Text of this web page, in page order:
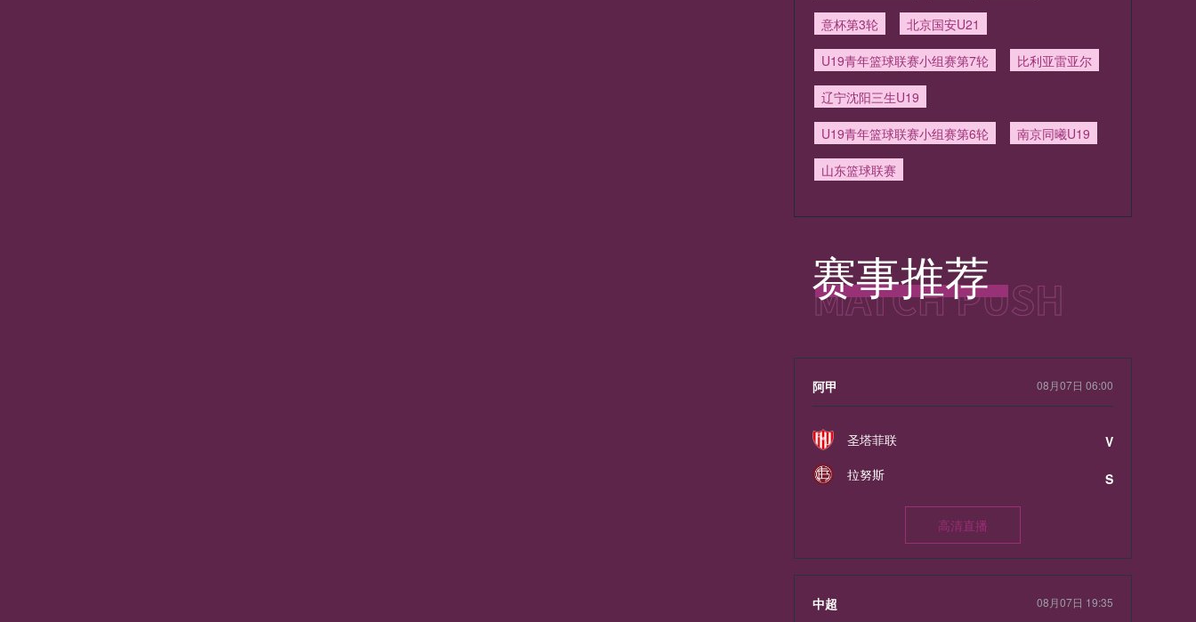
意杯第3轮 北京国安U21
U19青年篮球联赛小组赛第7轮 比利亚雷亚尔
辽宁沈阳三生U19
U19青年篮球联赛小组赛第6轮 南京同曦U19
山东篮球联赛
赛事推荐
阿甲 08月07日 06:00
圣塔菲联
拉努斯
V
S
高清直播
中超 08月07日 19:35